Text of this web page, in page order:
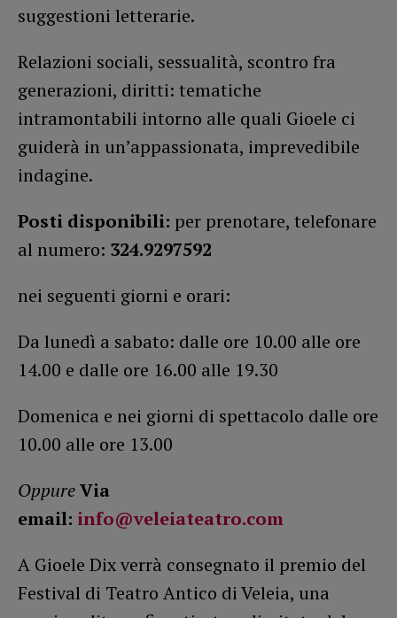
suggestioni letterarie.
Relazioni sociali, sessualità, scontro fra
generazioni, diritti: tematiche
intramontabili intorno alle quali Gioele ci
guiderà in un’appassionata, imprevedibile
indagine.
Posti disponibili: per prenotare, telefonare
al numero: 324.9297592
nei seguenti giorni e orari:
Da lunedì a sabato: dalle ore 10.00 alle ore
14.00 e dalle ore 16.00 alle 19.30
Domenica e nei giorni di spettacolo dalle ore
10.00 alle ore 13.00
OppureVia
email: info@veleiateatro.com
A Gioele Dix verrà consegnato il premio del
Festival di Teatro Antico di Veleia, una